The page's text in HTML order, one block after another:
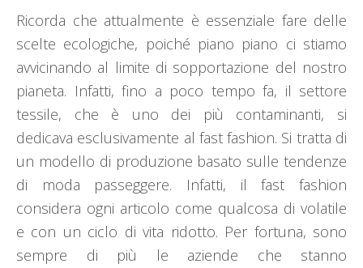
Ricorda che attualmente è essenziale fare delle
scelte ecologiche, poiché piano piano ci stiamo
avvicinando al limite di sopportazione del nostro
pianeta. Infatti, fino a poco tempo fa, il settore
tessile, che è uno dei più contaminanti, si
dedicava esclusivamente al fast fashion. Si tratta di
un modello di produzione basato sulle tendenze
di moda passeggere. Infatti, il fast fashion
considera ogni articolo come qualcosa di volatile
e con un ciclo di vita ridotto. Per fortuna, sono
sempre di più le aziende che stanno